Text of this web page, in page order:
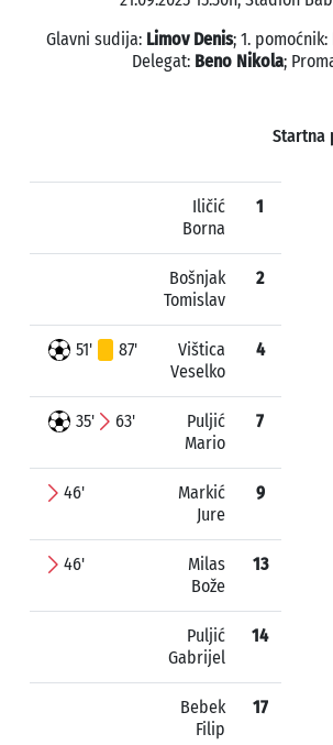
Glavni sudija: Limov Denis; 1. pomoćnik:
Delegat: Beno Nikola;
Startna
Iličić
Borna
1
Bošnjak
Tomislav
2
51' 87'
Vištica
Veselko
4
35' 63'
Puljić
Mario
7
46'
Markić
Jure
9
46'
Milas
Bože
13
Puljić
Gabrijel
14
Bebek
Filip
17